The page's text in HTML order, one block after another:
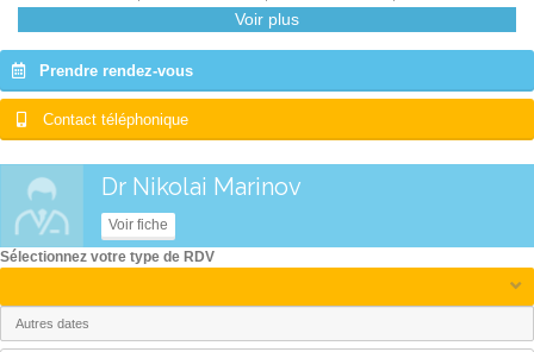
Voir plus
Prendre rendez-vous
Contact téléphonique
Dr Nikolai Marinov
Voir fiche
Sélectionnez votre type de RDV